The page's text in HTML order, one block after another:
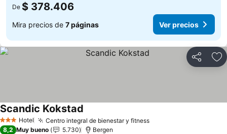
De $ 378.406
Mira precios de 7 páginas Ver precios
Compartir
3 Estrellas
Hotel Centro integral de bienestar y fitness
Scandic Kokstad
8,2 Muy bueno 5.730 Bergen